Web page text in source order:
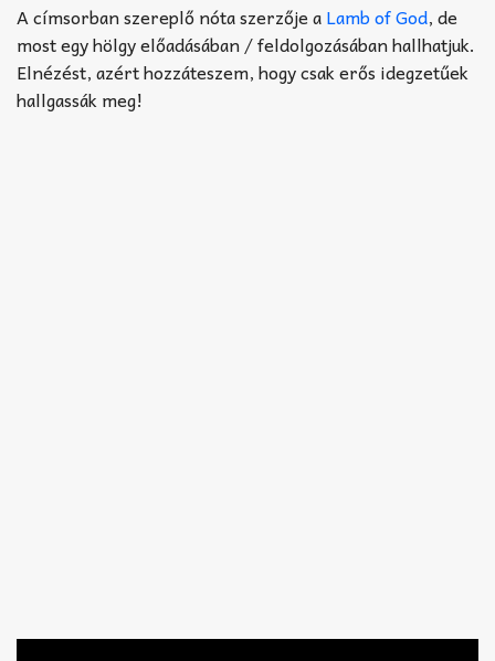
TABok
Improvizáció
A címsorban szereplő nóta szerzője aLamb of God, de
most egy hölgy előadásában / feldolgozásában hallhatjuk.
Elnézést, azért hozzáteszem, hogy csak erős idegzetűek
hallgassák meg!